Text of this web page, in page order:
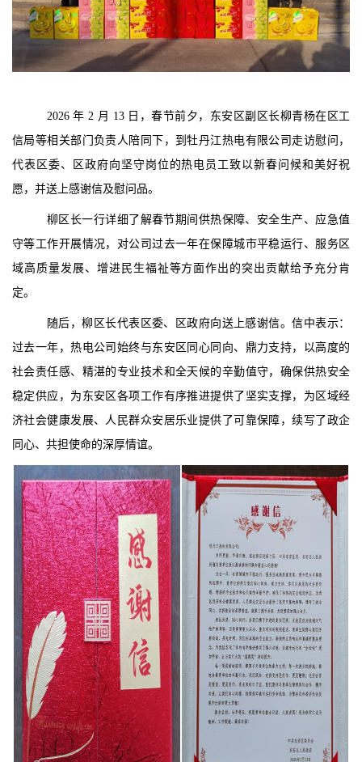
2026 年 2 月 13 日，春节前夕，东安区副区长柳青杨在区工
信局等相关部门负责人陪同下，到牡丹江热电有限公司走访慰问，
代表区委、区政府向坚守岗位的热电员工致以新春问候和美好祝
愿，并送上感谢信及慰问品。
柳区长一行详细了解春节期间供热保障、安全生产、应急值
守等工作开展情况，对公司过去一年在保障城市平稳运行、服务区
域高质量发展、增进民生福祉等方面作出的突出贡献给予充分肯
定。
随后，柳区长代表区委、区政府向送上感谢信。信中表示：
过去一年，热电公司始终与东安区同心同向、鼎力支持，以高度的
社会责任感、精湛的专业技术和全天候的辛勤值守，确保供热安全
稳定供应，为东安区各项工作有序推进提供了坚实支撑，为区域经
济社会健康发展、人民群众安居乐业提供了可靠保障，续写了政企
同心、共担使命的深厚情谊。